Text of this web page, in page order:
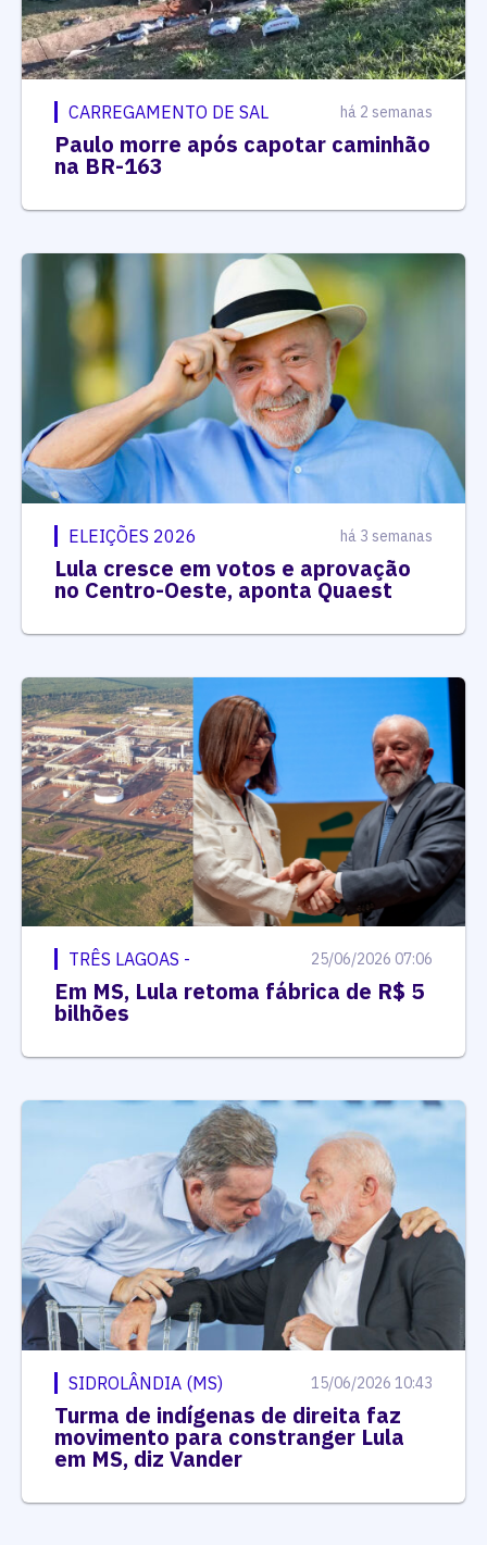
CARREGAMENTO DE SAL há 2 semanas
Paulo morre após capotar caminhão
na BR-163
ELEIÇÕES 2026 há 3 semanas
Lula cresce em votos e aprovação
no Centro-Oeste, aponta Quaest
TRÊS LAGOAS - 25/06/2026 07:06
Em MS, Lula retoma fábrica de R$ 5
bilhões
SIDROLÂNDIA (MS) 15/06/2026 10:43
Turma de indígenas de direita faz
movimento para constranger Lula
em MS, diz Vander